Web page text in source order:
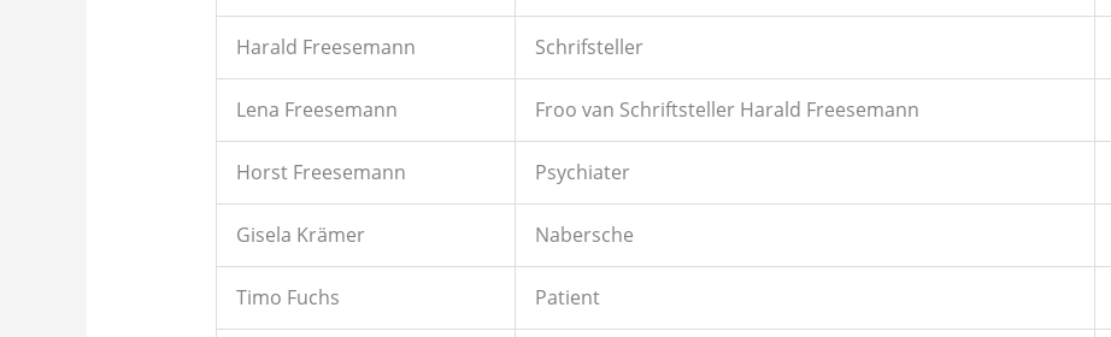
Harald Freesemann Schrifsteller
Lena Freesemann Froo van Schriftsteller Harald Freesemann
Horst Freesemann Psychiater
Gisela Krämer Nabersche
Timo Fuchs Patient